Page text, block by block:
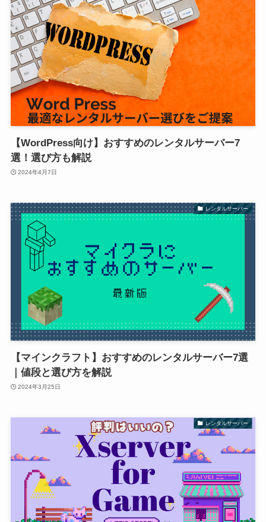
【WordPress向け】おすすめのレンタルサーバー7
選！選び方も解説
2024年4月7日
レンタルサーバー
【マインクラフト】おすすめのレンタルサーバー7選
｜値段と選び方を解説
2024年3月25日
レンタルサーバー